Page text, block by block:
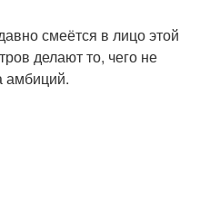
смеётся в лицо этой
делают то, чего не
амбиций.